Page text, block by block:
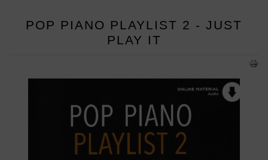
POP PIANO PLAYLIST 2 - JUST
PLAY IT